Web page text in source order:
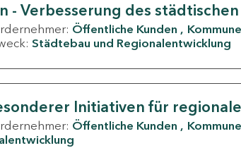
- Verbesserung des städtischen
Öffentliche Kunden
Städtebau und Regionalentwicklung
Initiativen für
Öffentliche Kunden